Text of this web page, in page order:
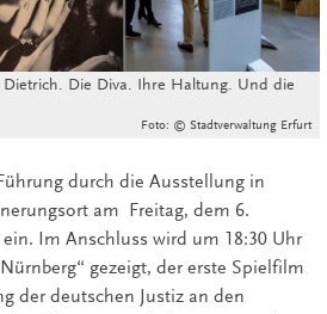
Dietrich. Die Diva. Ihre Haltung. Und die
Foto: © Stadtverwaltung Erfurt
durch die Ausstellung in
am Freitag, dem 6.
Im Anschluss wird um 18:30 Uhr
gezeigt, der erste Spielfilm
der deutschen Justiz an den